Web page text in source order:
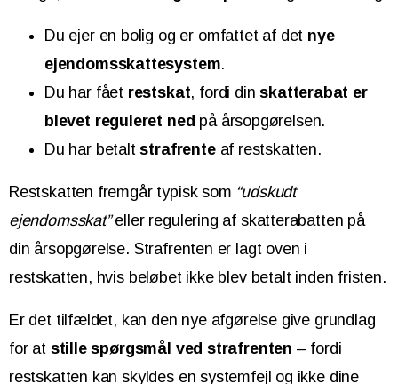
Du ejer en bolig og er omfattet af det nye
ejendomsskattesystem.
Du har fået restskat, fordi dinskatterabat er
blevet reguleret ned på årsopgørelsen.
Du har betaltstraf­renteaf restskatten.
Restskatten fremgår typisk som “udskudt
ejendomsskat”eller regulering af skatterabatten på
din årsopgørelse. Strafrenten er lagt oven i
restskatten, hvis beløbet ikke blev betalt inden fristen.
Er det tilfældet, kan den nye afgørelse give grundlag
for at stille spørgsmål ved strafrenten – fordi
restskatten kan skyldes en systemfejl og ikke dine